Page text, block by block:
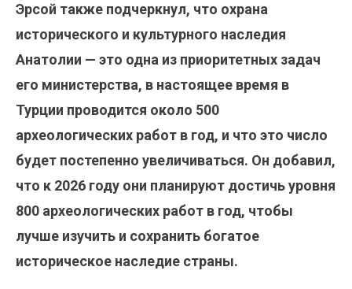
Эрсой также подчеркнул, что охрана
исторического и культурного наследия
Анатолии — это одна из приоритетных задач
его министерства, в настоящее время в
Турции проводится около 500
археологических работ в год, и что это число
будет постепенно увеличиваться. Он добавил,
что к 2026 году они планируют достичь уровня
800 археологических работ в год, чтобы
лучше изучить и сохранить богатое
историческое наследие страны.